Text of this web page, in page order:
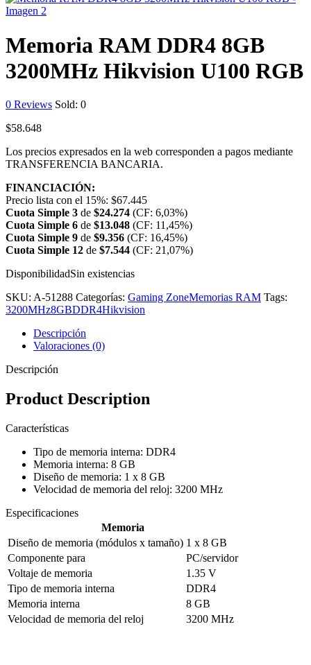
Memoria RAM DDR4 8GB
3200MHz Hikvision U100 RGB
0 Reviews Sold: 0
$58.648
Los precios expresados en la web corresponden a pagos mediante
TRANSFERENCIA BANCARIA.
FINANCIACIÓN:
Precio lista con el 15%: $67.445
Cuota Simple 3 de $24.274 (CF: 6,03%)
Cuota Simple 6 de $13.048 (CF: 11,45%)
Cuota Simple 9 de $9.356 (CF: 16,45%)
Cuota Simple 12 de $7.544 (CF: 21,07%)
DisponibilidadSin existencias
SKU: A-51288 Categorías: Gaming ZoneMemorias RAM Tags:
3200MHz8GBDDR4Hikvision
Descripción
Valoraciones (0)
Descripción
Product Description
Características
Tipo de memoria interna: DDR4
Memoria interna: 8 GB
Diseño de memoria: 1 x 8 GB
Velocidad de memoria del reloj: 3200 MHz
Especificaciones
Memoria
Diseño de memoria (módulos x tamaño) 1 x 8 GB
Componente para
PC/servidor
Voltaje de memoria
1.35 V
Tipo de memoria interna
DDR4
Memoria interna
8 GB
Velocidad de memoria del reloj
3200 MHz